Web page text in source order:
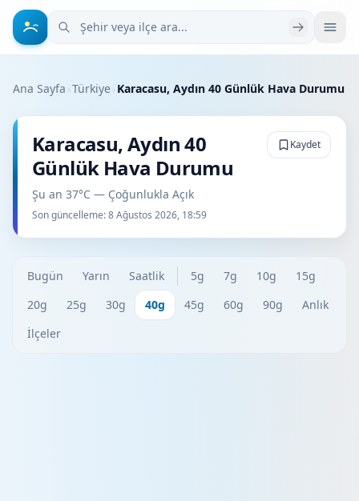
Şehir veya ilçe ara
Ana Sayfa ›Türkiye› Karacasu, Aydın 40 Günlük Hava Durumu
Karacasu, Aydın 40
Günlük Hava Durumu
Şu an 37°C — Çoğunlukla Açık
Son güncelleme:8 Ağustos 2026, 18:59
Kaydet
Bugün Yarın Saatlik 5g 7g 10g
15g
20g
25g 30g 40g 45g 60g 90g
Anlık
İlçeler